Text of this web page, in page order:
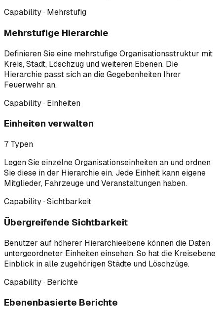
Capability · Mehrstufig
Mehrstufige Hierarchie
Definieren Sie eine mehrstufige Organisationsstruktur mit
Kreis, Stadt, Löschzug und weiteren Ebenen. Die
Hierarchie passt sich an die Gegebenheiten Ihrer
Feuerwehr an.
Capability · Einheiten
Einheiten verwalten
7 Typen
Legen Sie einzelne Organisationseinheiten an und ordnen
Sie diese in der Hierarchie ein. Jede Einheit kann eigene
Mitglieder, Fahrzeuge und Veranstaltungen haben.
Capability · Sichtbarkeit
Übergreifende Sichtbarkeit
Benutzer auf höherer Hierarchieebene können die Daten
untergeordneter Einheiten einsehen. So hat die Kreisebene
Einblick in alle zugehörigen Städte und Löschzüge.
Capability · Berichte
Ebenenbasierte Berichte